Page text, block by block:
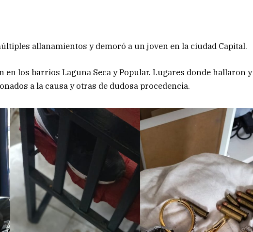
allanamientos y demoró a un joven en la ciudad Capital.
los barrios Laguna Seca y Popular. Lugares donde hallaron y
a la causa y otras de dudosa procedencia.